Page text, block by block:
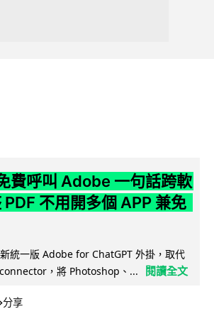
費呼叫 Adobe 一句話跨軟
PDF 不用開多個 APP 兼免
統一版 Adobe for ChatGPT 外掛，取代
，將 Photoshop、...
閱讀全文
分享